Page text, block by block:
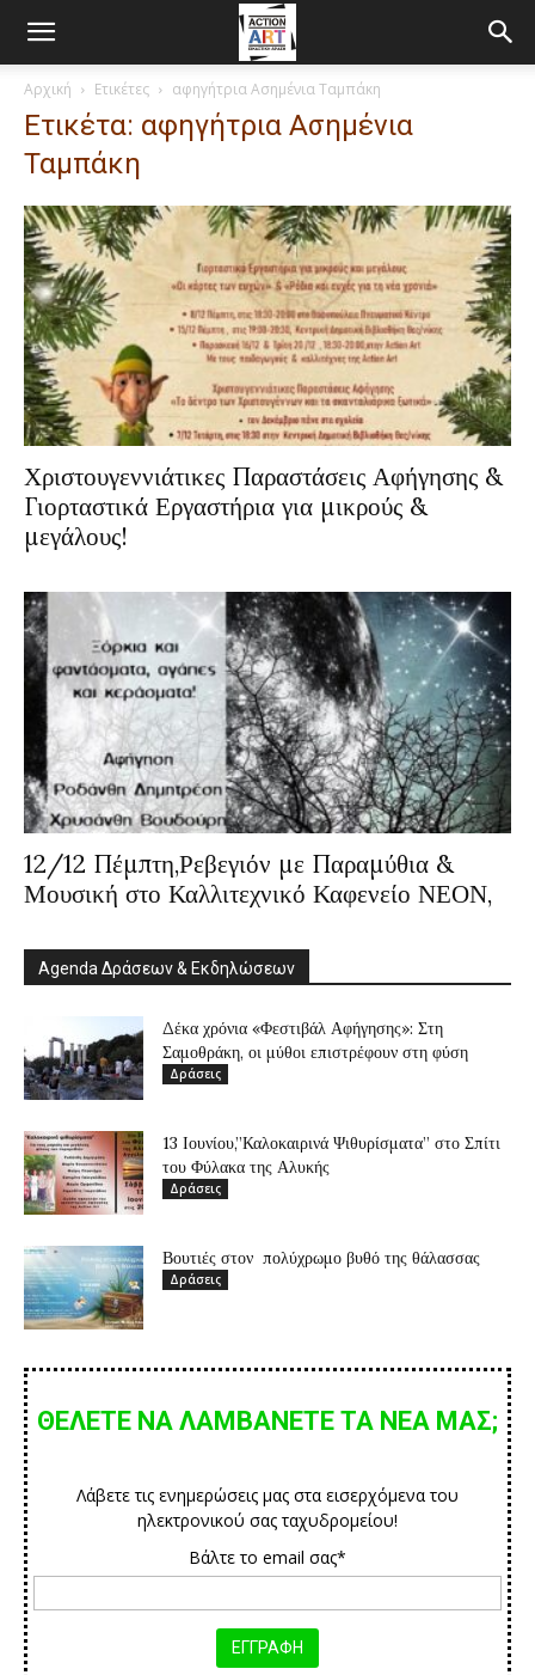
Αρχική Ετικέτες αφηγήτρια Ασημένια Ταμπάκη
Ετικέτα: αφηγήτρια Ασημένια
Ταμπάκη
Χριστουγεννιάτικες Παραστάσεις Αφήγησης &
Γιορταστικά Εργαστήρια για μικρούς &
μεγάλους!
12/12 Πέμπτη,Ρεβεγιόν με Παραμύθια &
Μουσική στο Καλλιτεχνικό Καφενείο ΝΕΟΝ,
Agenda Δράσεων & Εκδηλώσεων
Δέκα χρόνια «Φεστιβάλ Αφήγησης»: Στη
Σαμοθράκη, οι μύθοι επιστρέφουν στη φύση
Δράσεις
13 Ιουνίου,”Καλοκαιρινά Ψιθυρίσματα” στο Σπίτι
του Φύλακα της Αλυκής
Δράσεις
Βουτιές στον πολύχρωμο βυθό της θάλασσας
Δράσεις
ΘΕΛΕΤΕ ΝΑ ΛΑΜΒΑΝΕΤΕ ΤΑ ΝΕΑ ΜΑΣ;
Λάβετε τις ενημερώσεις μας στα εισερχόμενα του
ηλεκτρονικού σας ταχυδρομείου!
Βάλτε το email σας*